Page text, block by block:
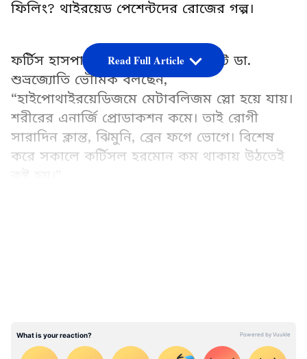
ফিলিং? থাইরয়েড পেশেন্টদের রোজের গল্প।
ফর্টিস হাসপাতালের এন্ডোক্রিনোলজিস্ট ডা.
শুভ্রজ্যোতি ভৌমিক বলছেন,
“হাইপোথাইরয়েডিজমে মেটাবলিজম স্লো হয়ে যায়।
শরীরের এনার্জি প্রোডাকশন কমে। তাই রোগী
সারাদিন ক্লান্ত, ঝিমুনি, ব্রেন ফগে ভোগে। বিশেষ
করে সকালে কর্টিসল হরমোন কম থাকায় উঠতেই
Read Full Article